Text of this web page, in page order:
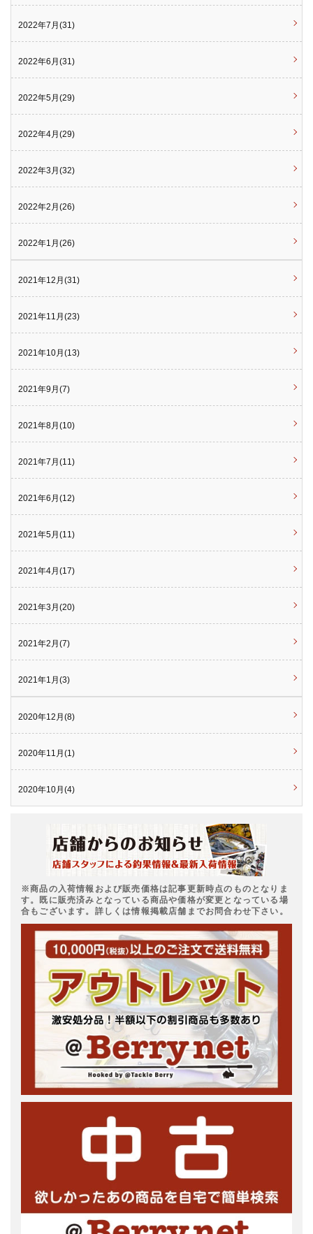
2022年7月(31)
2022年6月(31)
2022年5月(29)
2022年4月(29)
2022年3月(32)
2022年2月(26)
2022年1月(26)
2021年12月(31)
2021年11月(23)
2021年10月(13)
2021年9月(7)
2021年8月(10)
2021年7月(11)
2021年6月(12)
2021年5月(11)
2021年4月(17)
2021年3月(20)
2021年2月(7)
2021年1月(3)
2020年12月(8)
2020年11月(1)
2020年10月(4)
※商品の入荷情報および販売価格は記事更新時点のものとなりま
す。既に販売済みとなっている商品や価格が変更となっている場
合もございます。詳しくは情報掲載店舗までお問合わせ下さい。